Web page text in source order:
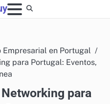
en Portugal
para Portugal: Eventos,
para